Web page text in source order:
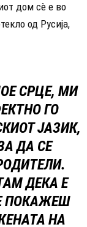
дом сè е во
од Русија,
СРЦЕ, МИ
ГО
ЈАЗИК,
ДА СЕ
ДЕКА Е
ПОКАЖЕШ
НА